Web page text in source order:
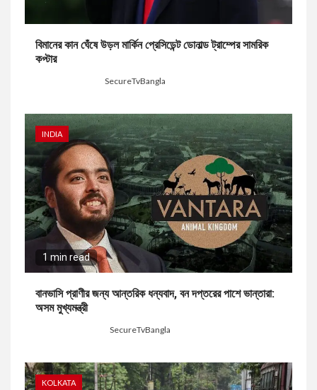
বিমানের কান ঘেঁষে উড়ল মার্কিন প্রেসিডেন্ট ডোনাল্ড ট্রাম্পের সামরিক
কপ্টার
SecureTvBangla
INDIA
1 min read
বানভাসি প্রাণীর জন্য আন্তরিক ধন্যবাদ, বন দপ্তরের পাশে ভান্তারা:
অসম মুখ্যমন্ত্রী
SecureTvBangla
KOLKATA